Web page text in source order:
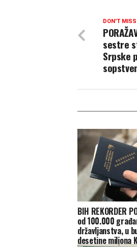
DON'T MISS
sestre
Srpske
BIH REKORDER
od 100.000
državljanstva, u
desetine miliona